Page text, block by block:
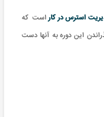
استرس در کاراست که
این دوره به آنها دست